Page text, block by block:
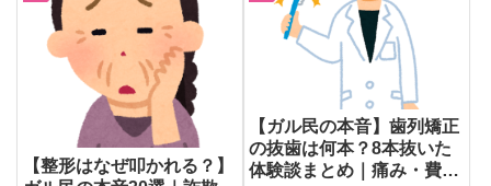
【整形はなぜ叩かれる？】
【ガル民の本音】歯列矯正
の抜歯は何本？8本抜いた
体験談まとめ｜痛み・費